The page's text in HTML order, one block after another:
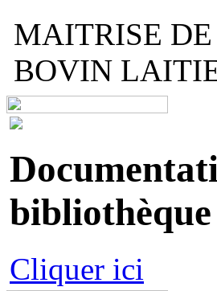
MAITRISE
BOVIN
Cliquer ici